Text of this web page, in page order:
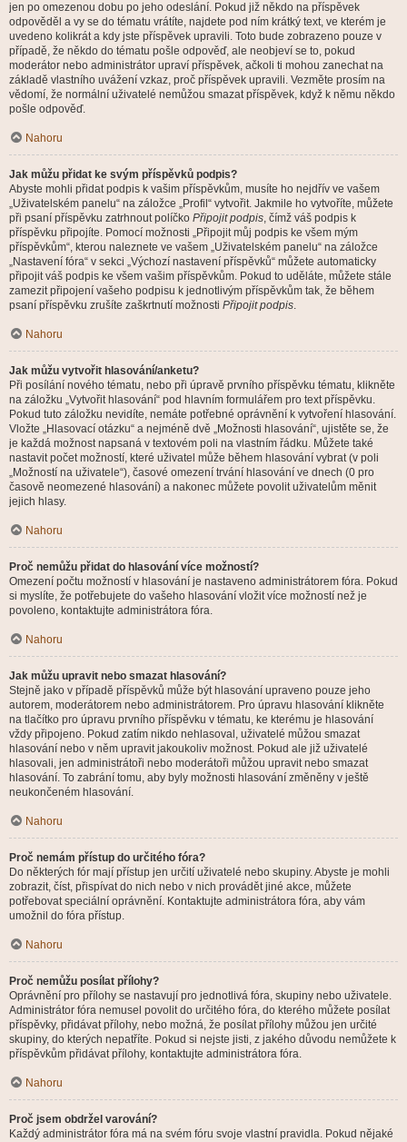
jen po omezenou dobu po jeho odeslání. Pokud již někdo na příspěvek
odpověděl a vy se do tématu vrátíte, najdete pod ním krátký text, ve kterém je
uvedeno kolikrát a kdy jste příspěvek upravili. Toto bude zobrazeno pouze v
případě, že někdo do tématu pošle odpověď, ale neobjeví se to, pokud
moderátor nebo administrátor upraví příspěvek, ačkoli ti mohou zanechat na
základě vlastního uvážení vzkaz, proč příspěvek upravili. Vezměte prosím na
vědomí, že normální uživatelé nemůžou smazat příspěvek, když k němu někdo
pošle odpověď.
Nahoru
Jak můžu přidat ke svým příspěvků podpis?
Abyste mohli přidat podpis k vašim příspěvkům, musíte ho nejdřív ve vašem
„Uživatelském panelu“ na záložce „Profil“ vytvořit. Jakmile ho vytvoříte, můžete
při psaní příspěvku zatrhnout políčko Připojit podpis, čímž váš podpis k
příspěvku připojíte. Pomocí možnosti „Připojit můj podpis ke všem mým
příspěvkům“, kterou naleznete ve vašem „Uživatelském panelu“ na záložce
„Nastavení fóra“ v sekci „Výchozí nastavení příspěvků“ můžete automaticky
připojit váš podpis ke všem vašim příspěvkům. Pokud to uděláte, můžete stále
zamezit připojení vašeho podpisu k jednotlivým příspěvkům tak, že během
psaní příspěvku zrušíte zaškrtnutí možnosti Připojit podpis.
Nahoru
Jak můžu vytvořit hlasování/anketu?
Při posílání nového tématu, nebo při úpravě prvního příspěvku tématu, klikněte
na záložku „Vytvořit hlasování“ pod hlavním formulářem pro text příspěvku.
Pokud tuto záložku nevidíte, nemáte potřebné oprávnění k vytvoření hlasování.
Vložte „Hlasovací otázku“ a nejméně dvě „Možnosti hlasování“, ujistěte se, že
je každá možnost napsaná v textovém poli na vlastním řádku. Můžete také
nastavit počet možností, které uživatel může během hlasování vybrat (v poli
„Možností na uživatele“), časové omezení trvání hlasování ve dnech (0 pro
časově neomezené hlasování) a nakonec můžete povolit uživatelům měnit
jejich hlasy.
Nahoru
Proč nemůžu přidat do hlasování více možností?
Omezení počtu možností v hlasování je nastaveno administrátorem fóra. Pokud
si myslíte, že potřebujete do vašeho hlasování vložit více možností než je
povoleno, kontaktujte administrátora fóra.
Nahoru
Jak můžu upravit nebo smazat hlasování?
Stejně jako v případě příspěvků může být hlasování upraveno pouze jeho
autorem, moderátorem nebo administrátorem. Pro úpravu hlasování klikněte
na tlačítko pro úpravu prvního příspěvku v tématu, ke kterému je hlasování
vždy připojeno. Pokud zatím nikdo nehlasoval, uživatelé můžou smazat
hlasování nebo v něm upravit jakoukoliv možnost. Pokud ale již uživatelé
hlasovali, jen administrátoři nebo moderátoři můžou upravit nebo smazat
hlasování. To zabrání tomu, aby byly možnosti hlasování změněny v ještě
neukončeném hlasování.
Nahoru
Proč nemám přístup do určitého fóra?
Do některých fór mají přístup jen určití uživatelé nebo skupiny. Abyste je mohli
zobrazit, číst, přispívat do nich nebo v nich provádět jiné akce, můžete
potřebovat speciální oprávnění. Kontaktujte administrátora fóra, aby vám
umožnil do fóra přístup.
Nahoru
Proč nemůžu posílat přílohy?
Oprávnění pro přílohy se nastavují pro jednotlivá fóra, skupiny nebo uživatele.
Administrátor fóra nemusel povolit do určitého fóra, do kterého můžete posílat
příspěvky, přidávat přílohy, nebo možná, že posílat přílohy můžou jen určité
skupiny, do kterých nepatříte. Pokud si nejste jisti, z jakého důvodu nemůžete k
příspěvkům přidávat přílohy, kontaktujte administrátora fóra.
Nahoru
Proč jsem obdržel varování?
Každý administrátor fóra má na svém fóru svoje vlastní pravidla. Pokud nějaké